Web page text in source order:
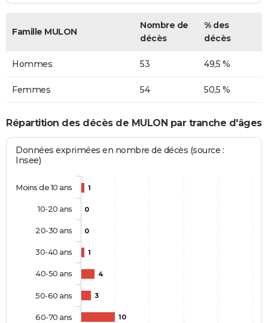
Famille MULON
Nombre de
décès
% des
décès
Hommes 53 49,5 %
Femmes 54 50,5 %
Répartition des décès de MULON par tranche d'âges
Données exprimées en nombre de décès (source :
Insee)
1
0
0
1
4
3
10
Moins de 10 ans
10-20 ans
20-30 ans
30-40 ans
40-50 ans
50-60 ans
60-70 ans